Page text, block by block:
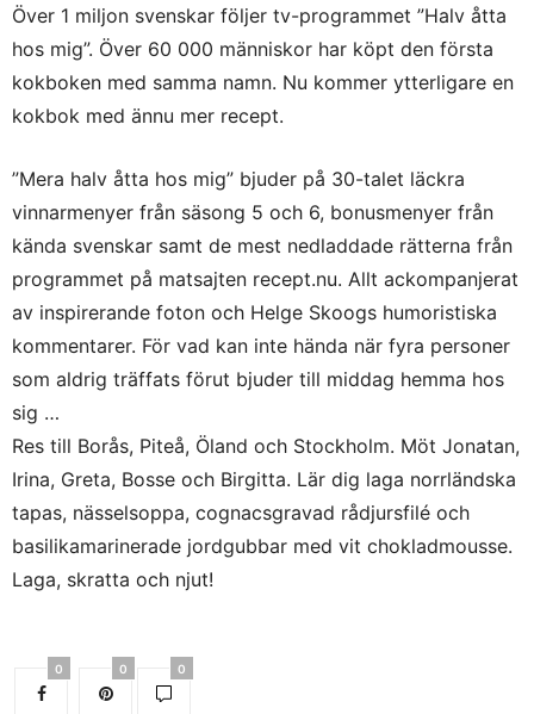
Över 1 miljon svenskar följer tv-programmet ”Halv åtta
hos mig”. Över 60 000 människor har köpt den första
kokboken med samma namn. Nu kommer ytterligare en
kokbok med ännu mer recept.
”Mera halv åtta hos mig” bjuder på 30-talet läckra
vinnarmenyer från säsong 5 och 6, bonusmenyer från
kända svenskar samt de mest nedladdade rätterna från
programmet på matsajten recept.nu. Allt ackompanjerat
av inspirerande foton och Helge Skoogs humoristiska
kommentarer. För vad kan inte hända när fyra personer
som aldrig träffats förut bjuder till middag hemma hos
sig …
Res till Borås, Piteå, Öland och Stockholm. Möt Jonatan,
Irina, Greta, Bosse och Birgitta. Lär dig laga norrländska
tapas, nässelsoppa, cognacsgravad rådjursfilé och
basilikamarinerade jordgubbar med vit chokladmousse.
Laga, skratta och njut!
0 0 0